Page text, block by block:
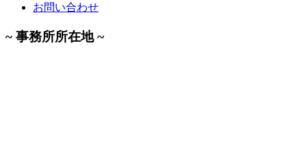
お問い合わせ
~ 事務所所在地 ~